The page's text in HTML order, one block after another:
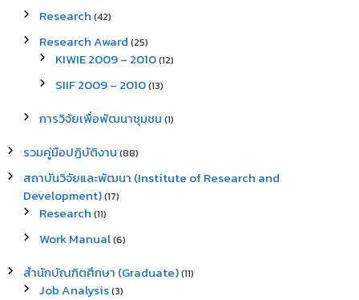
Research (42)
Research Award (25)
KIWIE 2009 – 2010(12)
SIIF 2009 – 2010(13)
การวิจัยเพื่อพัฒนาชุมชน (1)
รวมคู่มือปฏิบัติงาน (88)
สถาบันวิจัยและพัฒนา (Institute of Research and
Development)(17)
Research (11)
Work Manual(6)
สำนักบัณฑิตศึกษา (Graduate)(11)
Job Analysis(3)